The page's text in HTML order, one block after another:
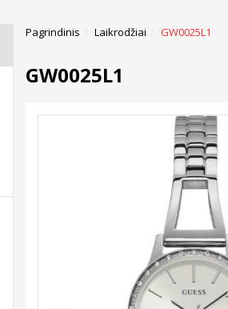
Pagrindinis Laikrodžiai GW0025L1
GW0025L1